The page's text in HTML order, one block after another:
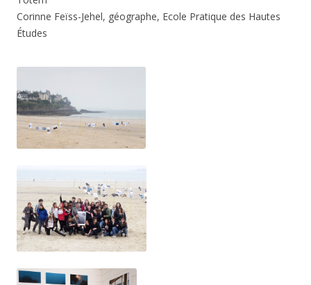
Corinne Feïss-Jehel, géographe, Ecole Pratique des Hautes
Études